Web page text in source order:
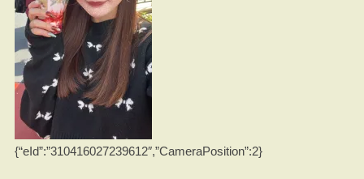
{“eId”:”310416027239612″,”CameraPosition”:2}